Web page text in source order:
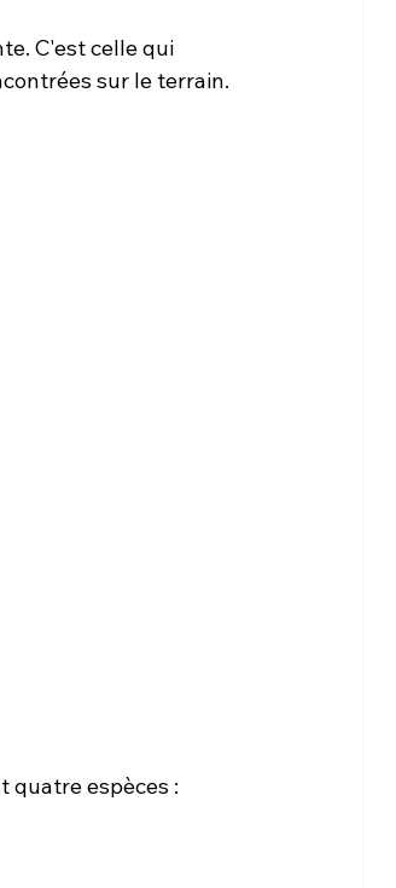
C'est celle qui
sur le terrain.
quatre espèces :